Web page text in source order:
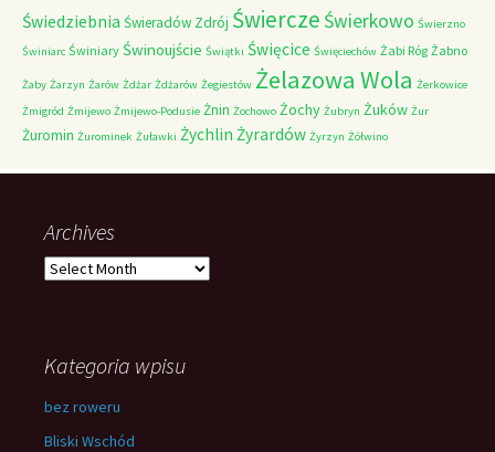
Świedziebnia Świeradów Zdrój Świercze Świerkowo Świerzno
Świniarc Świniary Świnoujście Świątki Święcice Święciechów Żabi Róg Żabno
Żaby Żarzyn Żarów Żdżar Żdżarów Żegiestów Żelazowa Wola Żerkowice
Żmigród Żmijewo Żmijewo-Podusie Żnin Żochowo Żochy Żubryn Żuków Żur
Żuromin Żurominek Żuławki Żychlin Żyrardów Żyrzyn Żółwino
Archives
Archives
Kategoria wpisu
bez roweru
Bliski Wschód